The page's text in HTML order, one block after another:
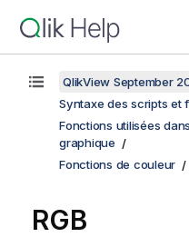
QlikView September
Syntaxe des scripts et
Fonctions utilisées
graphique
Fonctions de couleur
RGB